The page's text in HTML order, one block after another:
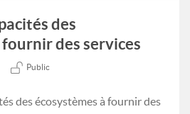
des
des services
Public
des écosystèmes à fournir des